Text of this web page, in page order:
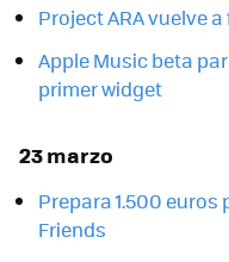
Project ARA vuelve
Apple Music beta
primer widget
23 marzo
Prepara 1.500 euros
Friends